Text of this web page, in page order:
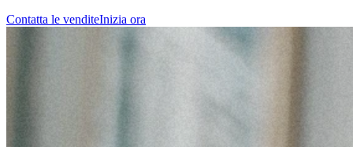
Contatta le venditeInizia ora